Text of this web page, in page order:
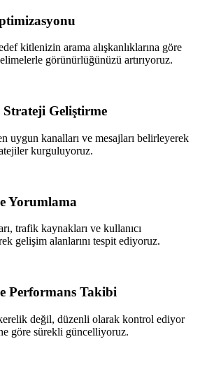
kitlenizin arama alışkanlıklarına göre
görünürlüğünüzü artırıyoruz.
Strateji Geliştirme
uygun kanalları ve mesajları belirleyerek
kurguluyoruz.
Yorumlama
trafik kaynakları ve kullanıcı
gelişim alanlarını tespit ediyoruz.
Performans Takibi
kerelik değil, düzenli olarak kontrol ediyor
göre sürekli güncelliyoruz.